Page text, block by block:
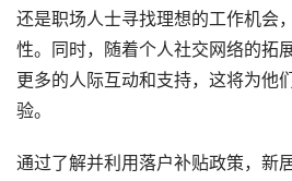
还是职场人士寻找理想的工作机会
性。同时，随着个人社交网络的拓
更多的人际互动和支持，这将为他
验。
通过了解并利用落户补贴政策，新